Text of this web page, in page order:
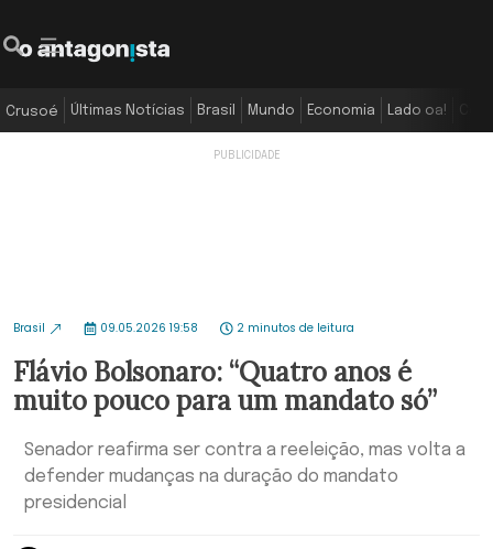
Crusoé Últimas Notícias Brasil Mundo Economia Lado oa!
Brasil 09.05.2026 19:58 2 minutos de leitura
Flávio Bolsonaro: “Quatro anos é
muito pouco para um mandato só”
Senador reafirma ser contra a reeleição, mas volta a
defender mudanças na duração do mandato
presidencial